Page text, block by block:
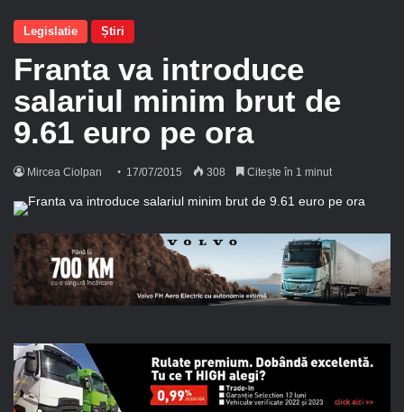
Legislatie Știri
Franta va introduce
salariul minim brut de
9.61 euro pe ora
Mircea Ciolpan 17/07/2015 308 Citește în 1 minut